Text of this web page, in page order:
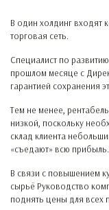
В один холдинг входят
торговая сеть.
Специалист по
прошлом месяце с
гарантией сохранения
Тем не менее,
низкой, поскольку
склад клиента
«съедают» всю прибыль.
В связи с повышением
сырьё Руководство
поднять цены для всех